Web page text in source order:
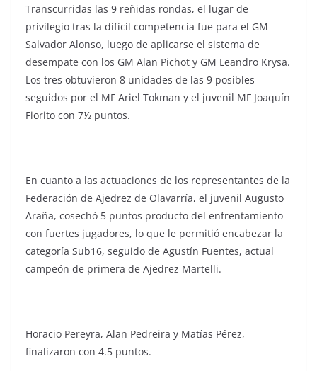
Transcurridas las 9 reñidas rondas, el lugar de
privilegio tras la difícil competencia fue para el GM
Salvador Alonso, luego de aplicarse el sistema de
desempate con los GM Alan Pichot y GM Leandro Krysa.
Los tres obtuvieron 8 unidades de las 9 posibles
seguidos por el MF Ariel Tokman y el juvenil MF Joaquín
Fiorito con 7½ puntos.
En cuanto a las actuaciones de los representantes de la
Federación de Ajedrez de Olavarría, el juvenil Augusto
Araña, cosechó 5 puntos producto del enfrentamiento
con fuertes jugadores, lo que le permitió encabezar la
categoría Sub16, seguido de Agustín Fuentes, actual
campeón de primera de Ajedrez Martelli.
Horacio Pereyra, Alan Pedreira y Matías Pérez,
finalizaron con 4.5 puntos.